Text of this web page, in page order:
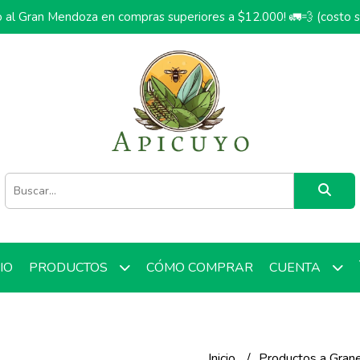
al Gran Mendoza en compras superiores a $12.000! 🚛💨 (costo
PRODUCTOS CÓMO COMPRAR CUENTA